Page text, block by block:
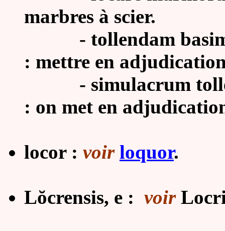
marbres à scier.
- tollendam
: mettre en
- simulacrum
: on met en
locor : voir loquor.
Lŏcrensis, e : voir